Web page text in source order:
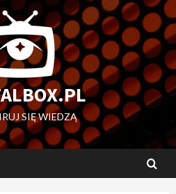
SIĘ WIEDZĄ